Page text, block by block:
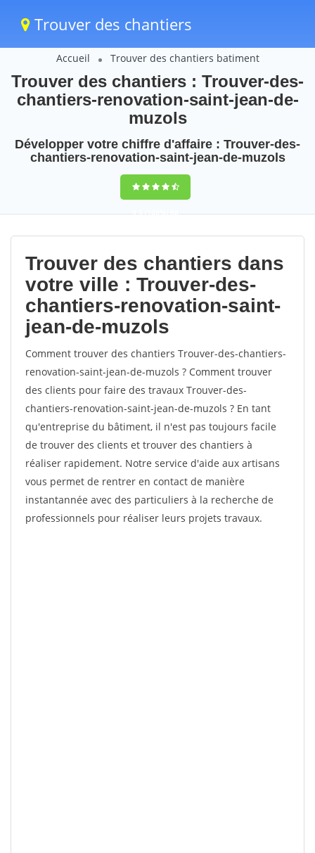
Trouver des chantiers
Accueil Trouver des chantiers batiment
Trouver des chantiers : Trouver-des-
chantiers-renovation-saint-jean-de-
muzols
Développer votre chiffre d'affaire : Trouver-des-
chantiers-renovation-saint-jean-de-muzols
9,5(100%)86
votes
Trouver des chantiers dans
votre ville : Trouver-des-
chantiers-renovation-saint-
jean-de-muzols
Comment trouver des chantiers Trouver-des-chantiers-
renovation-saint-jean-de-muzols ? Comment trouver
des clients pour faire des travaux Trouver-des-
chantiers-renovation-saint-jean-de-muzols ? En tant
qu'entreprise du bâtiment, il n'est pas toujours facile
de trouver des clients et trouver des chantiers à
réaliser rapidement. Notre service d'aide aux artisans
vous permet de rentrer en contact de manière
instantannée avec des particuliers à la recherche de
professionnels pour réaliser leurs projets travaux.